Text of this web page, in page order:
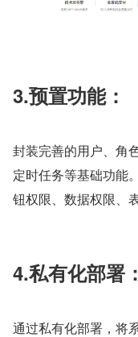
3.预置功能：
封装完善的用户、角
定时任务等基础功能
钮权限、数据权限、
4.私有化部署：
通过私有化部署，将